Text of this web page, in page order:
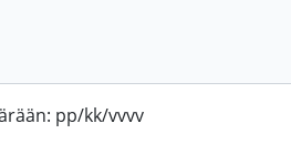
pp/kk/vvvv